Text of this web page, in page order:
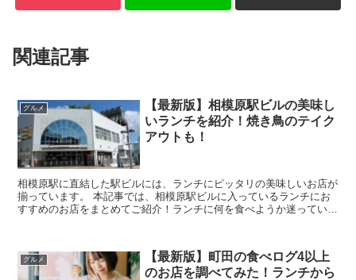
関連記事
グルメ
【最新版】相模原駅ビルの美味し
いランチを紹介！焼き鳥のテイク
アウトも！
相模原駅に直結した駅ビルには、ランチにピッタリの美味しいお店が
揃っています。 本記事では、相模原駅ビルに入っているランチにお
すすめのお店をまとめてご紹介！ランチに何を食べようか迷っている
グルメ
【最新版】町田の食べログ4以上
のお店を調べてみた！ランチから